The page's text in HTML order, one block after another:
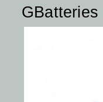
GBatteries